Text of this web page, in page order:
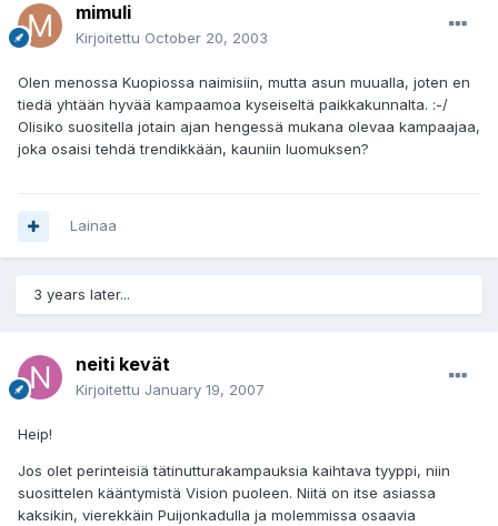
mimuli
Kirjoitettu October 20, 2003
Olen menossa Kuopiossa naimisiin, mutta asun muualla, joten en
tiedä yhtään hyvää kampaamoa kyseiseltä paikkakunnalta. :-/
Olisiko suositella jotain ajan hengessä mukana olevaa kampaajaa,
joka osaisi tehdä trendikkään, kauniin luomuksen?
Lainaa
3 years later...
neiti kevät
Kirjoitettu January 19, 2007
Heip!
Jos olet perinteisiä tätinutturakampauksia kaihtava tyyppi, niin
suosittelen kääntymistä Vision puoleen. Niitä on itse asiassa
kaksikin, vierekkäin Puijonkadulla ja molemmissa osaavia